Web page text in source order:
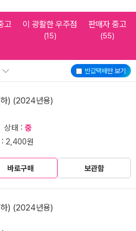
고 이 광활한 우주점
(15)
판매자 중고
(55)
반값택배만 보기
하) (2024년용)
태 : 중
: 2,400원
바로구매 보관함
하) (2024년용)